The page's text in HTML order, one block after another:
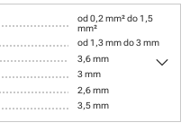
od 0,2 mm² do 1,5
mm²
od 1,3 mm do 3 mm
3,6 mm
3 mm
2,6 mm
3,5 mm
keyboard_arrow_down